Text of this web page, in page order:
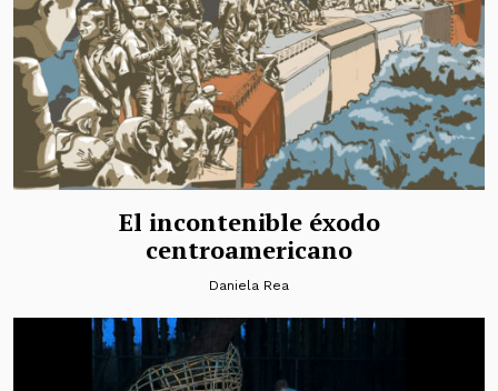
El incontenible éxodo
centroamericano
Daniela Rea